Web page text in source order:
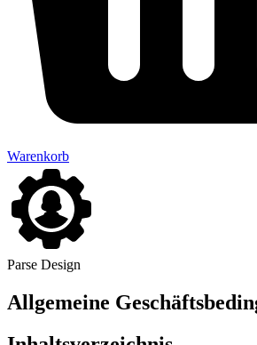
Warenkorb
Parse Design
Allgemeine